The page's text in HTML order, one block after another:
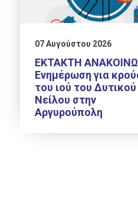
07 Αυγούστου 2026
ΕΚΤΑΚΤΗ
Ενημέρωση για
του ιού του Δυτικού
Νείλου στην
Αργυρούπολη